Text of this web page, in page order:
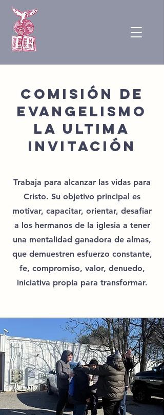
Comisión de
Evangelismo
La Ultima
Invitación
Trabaja para alcanzar las vidas para
Cristo. Su objetivo principal es
motivar, capacitar, orientar, desafiar
a los hermanos de la iglesia a tener
una mentalidad ganadora de almas,
que demuestren esfuerzo constante,
fe, compromiso, valor, denuedo,
iniciativa propia para transformar.